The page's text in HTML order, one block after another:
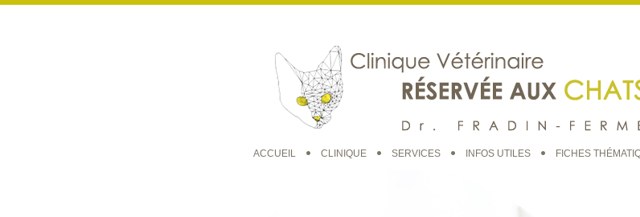
ACCUEIL CLINIQUE SERVICES INFOS UTILES FICHES